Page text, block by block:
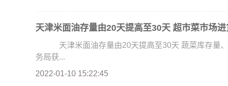
天津米面油存量由20天提高至30天 超市菜市场
天津米面油存量由20天提高至30天 蔬菜库存量
务局获...
2022-01-10 15:22:45